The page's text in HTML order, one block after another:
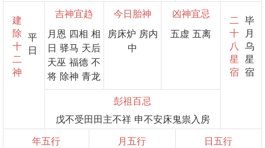
建
除
十
二
神
平
日
吉神宜趋
月恩 四相 相
日 驿马 天后
天巫 福德 不
将 除神 青龙
今日胎神
房床炉 房内
中
凶神宜忌
五虚 五离
彭祖百忌
戊不受田田主不祥 申不安床鬼祟入房
二
十
八
星
宿
毕
月
乌
星
宿
年五行
月五行
日五行